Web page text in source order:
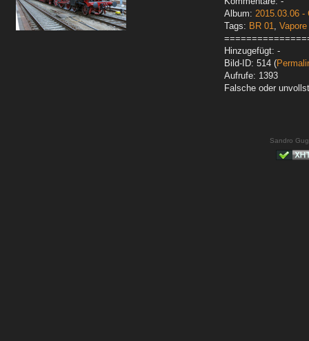
Album: 2015.03.06 -
Tags: BR 01, Vapore
Hinzugefügt: -
Bild-ID: 514 (
Aufrufe: 1393
Falsche oder
Sandro